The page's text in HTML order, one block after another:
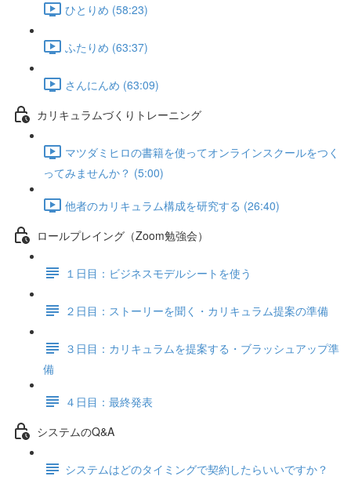
ひとりめ (58:23)
ふたりめ (63:37)
さんにんめ (63:09)
カリキュラムづくりトレーニング
マツダミヒロの書籍を使ってオンラインスクールをつく
ってみませんか？ (5:00)
他者のカリキュラム構成を研究する (26:40)
ロールプレイング（Zoom勉強会）
１日目：ビジネスモデルシートを使う
２日目：ストーリーを聞く・カリキュラム提案の準備
３日目：カリキュラムを提案する・ブラッシュアップ準
備
４日目：最終発表
システムのQ&A
システムはどのタイミングで契約したらいいですか？